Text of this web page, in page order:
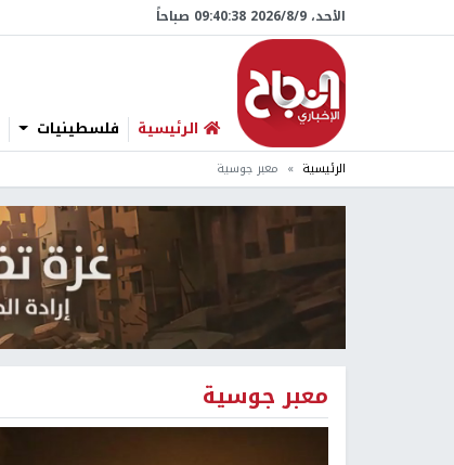
الأحد، 9/‏8/‏2026 09:40:38 صباحاً
الرئيسية فلسطينيات
الرئيسية معبر جوسية
معبر جوسية